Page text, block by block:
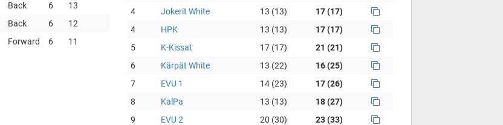
Back 6
13
Back 6
12
Forward 6 11
4
Jokerit White 13 (13)
17 (17)
4
HPK 13 (13)
17 (17)
5
K-Kissat 17 (17)
21 (21)
6
Kärpät White 13 (22)
16 (25)
7
EVU 1 14 (23)
17 (26)
8
KalPa 13 (13)
18 (27)
9
EVU 2 20 (30)
23 (33)